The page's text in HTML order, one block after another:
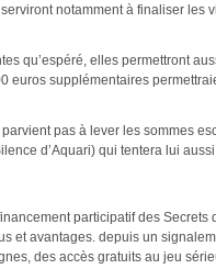
notamment à finaliser
qu’espéré, elles permettront
euros supplémentaires
pas à lever les sommes
d’Aquari) qui tentera lui
participatif des
et avantages. depuis un
des accès gratuits au jeu